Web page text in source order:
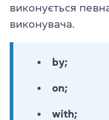
виконується
виконувача.
by;
on;
with;